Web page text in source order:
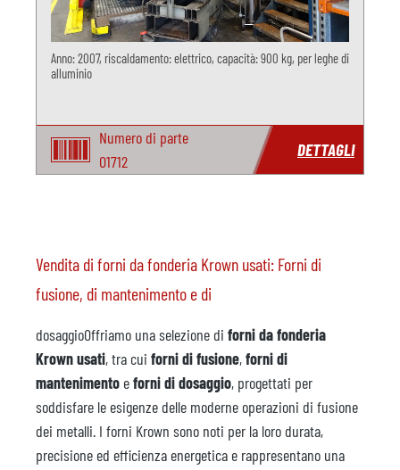
Anno: 2007, riscaldamento: elettrico, capacità: 900 kg, per leghe di
alluminio
Numero di parte
O1712
DETTAGLI
Vendita di forni da fonderia Krown usati: Forni di
fusione, di mantenimento e di
dosaggioOffriamo una selezione di forni da fonderia
Krown usati, tra cui forni di fusione,forni di
mantenimento eforni di dosaggio, progettati per
soddisfare le esigenze delle moderne operazioni di fusione
dei metalli. I forni Krown sono noti per la loro durata,
precisione ed efficienza energetica e rappresentano una